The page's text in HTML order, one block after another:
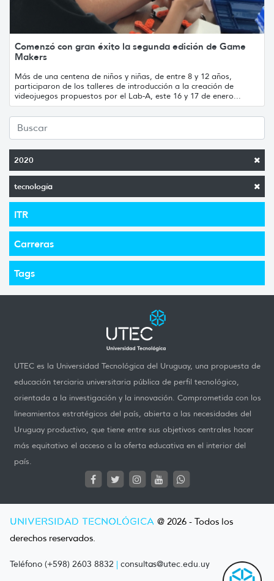
2020
tecnología
ITR
Carreras
Tags
Comenzó con gran éxito la segunda edición de Game
Makers
Más de una centena de niños y niñas, de entre 8 y 12 años,
participaron de los talleres de introducción a la creación de
videojuegos propuestos por el Lab-A, este 16 y 17 de enero...
UTEC es la Universidad Tecnológica del Uruguay, una propuesta de
educación terciaria universitaria pública de perfil tecnológico,
orientada a la investigación y la innovación. Comprometida con los
lineamientos estratégicos del país, abierta a las necesidades del
Uruguay productivo, que tiene entre sus objetivos centrales hacer
más equitativo el acceso a la oferta educativa en el interior del
país.
UNIVERSIDAD TECNOLÓGICA @ 2026 - Todos los
derechos reservados.
Teléfono (+598) 2603 8832 | consultas@utec.edu.uy